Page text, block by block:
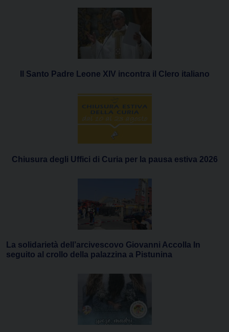
Il Santo Padre Leone XIV incontra il Clero italiano
Chiusura degli Uffici di Curia per la pausa estiva 2026
La solidarietà dell’arcivescovo Giovanni Accolla In
seguito al crollo della palazzina a Pistunina